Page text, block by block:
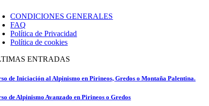
CONDICIONES GENERALES
FAQ
Política de Privacidad
Política de cookies
ENTRADAS
de Iniciación al Alpinismo en Pirineos, Gredos o Montaña Palentina.
de Alpinismo Avanzado en Pirineos o Gredos